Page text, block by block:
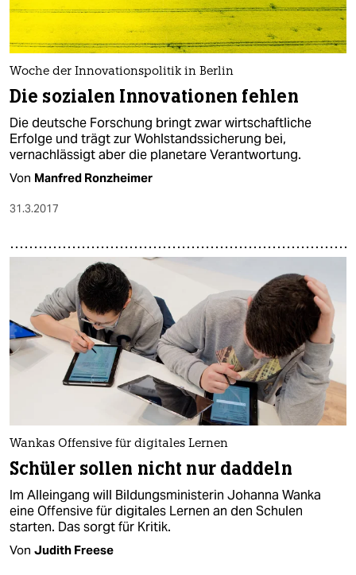
Woche der Innovationspolitik in Berlin
Die sozia­len Innovationen fehlen
Die deutsche Forschung bringt zwar wirtschaftliche
Erfolge und trägt zur Wohlstandssicherung bei,
vernachlässigt aber die planetare Verantwortung.
Von Manfred Ronzheimer
31.3.2017
Wankas Offensive für digitales Lernen
Schüler sollen nicht nur daddeln
Im Alleingang will Bildungsministerin Johanna Wanka
eine Offensive für digitales Lernen an den Schulen
starten. Das sorgt für Kritik.
Von Judith Freese